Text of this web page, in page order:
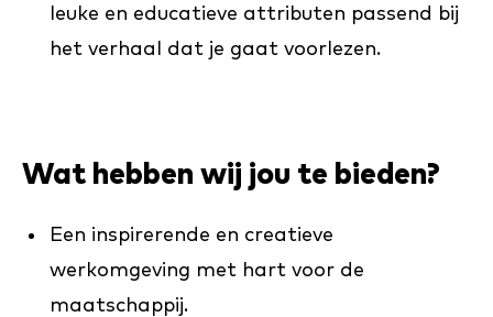
leuke en educatieve attributen passend bij
het verhaal dat je gaat voorlezen.
Wat hebben wij jou te bieden?
Een inspirerende en creatieve
werkomgeving met hart voor de
maatschappij.